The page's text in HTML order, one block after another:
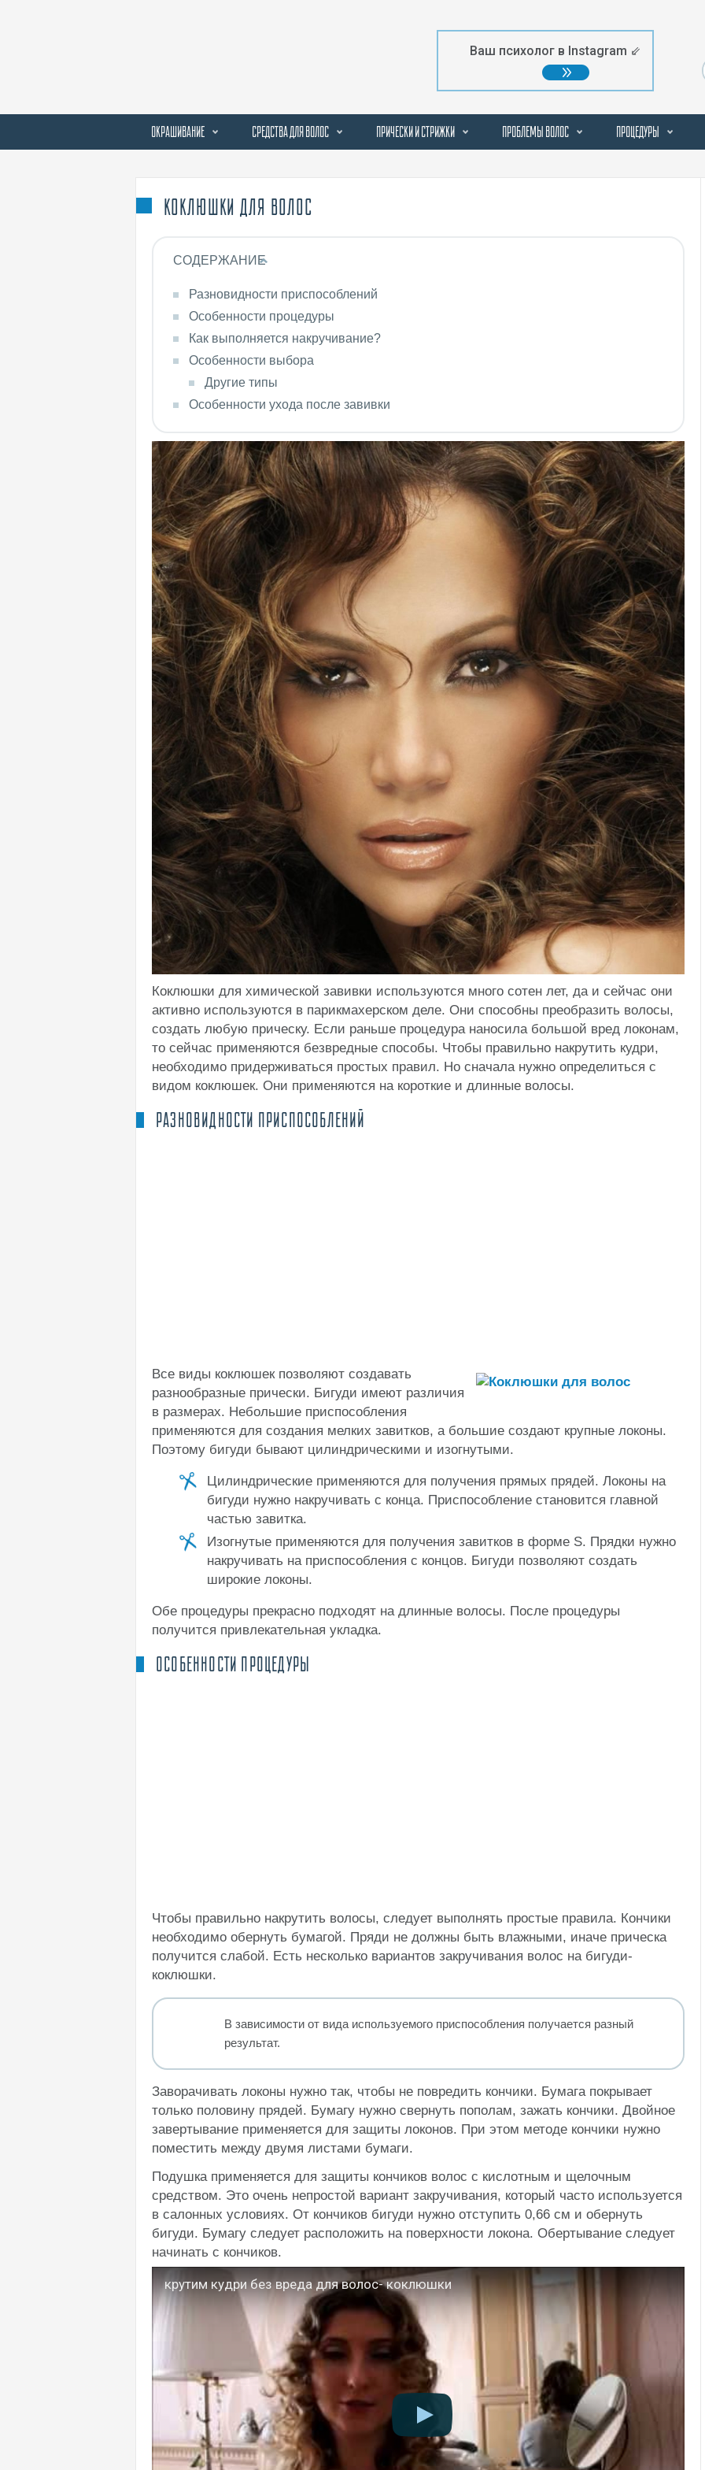
Ваш психолог в Instagram ⇙
ОКРАШИВАНИЕ СРЕДСТВА ДЛЯ ВОЛОС ПРИЧЕСКИ И СТРИЖКИ ПРОБЛЕМЫ ВОЛОС ПРОЦЕДУРЫ
КОКЛЮШКИ ДЛЯ ВОЛОС
СОДЕРЖАНИЕ
Разновидности приспособлений
Особенности процедуры
Как выполняется накручивание?
Особенности выбора
Другие типы
Особенности ухода после завивки
Коклюшки для химической завивки используются много сотен лет, да и сейчас они
активно используются в парикмахерском деле. Они способны преобразить волосы,
создать любую прическу. Если раньше процедура наносила большой вред локонам,
то сейчас применяются безвредные способы. Чтобы правильно накрутить кудри,
необходимо придерживаться простых правил. Но сначала нужно определиться с
видом коклюшек. Они применяются на короткие и длинные волосы.
РАЗНОВИДНОСТИ ПРИСПОСОБЛЕНИЙ
Все виды коклюшек позволяют создавать
разнообразные прически. Бигуди имеют различия
в размерах. Небольшие приспособления
применяются для создания мелких завитков, а большие создают крупные локоны.
Поэтому бигуди бывают цилиндрическими и изогнутыми.
Цилиндрические применяются для получения прямых прядей. Локоны на
бигуди нужно накручивать с конца. Приспособление становится главной
частью завитка.
Изогнутые применяются для получения завитков в форме S. Прядки нужно
накручивать на приспособления с концов. Бигуди позволяют создать
широкие локоны.
Обе процедуры прекрасно подходят на длинные волосы. После процедуры
получится привлекательная укладка.
ОСОБЕННОСТИ ПРОЦЕДУРЫ
Чтобы правильно накрутить волосы, следует выполнять простые правила. Кончики
необходимо обернуть бумагой. Пряди не должны быть влажными, иначе прическа
получится слабой. Есть несколько вариантов закручивания волос на бигуди-
коклюшки.
В зависимости от вида используемого приспособления получается разный
результат.
Заворачивать локоны нужно так, чтобы не повредить кончики. Бумага покрывает
только половину прядей. Бумагу нужно свернуть пополам, зажать кончики. Двойное
завертывание применяется для защиты локонов. При этом методе кончики нужно
поместить между двумя листами бумаги.
Подушка применяется для защиты кончиков волос с кислотным и щелочным
средством. Это очень непростой вариант закручивания, который часто используется
в салонных условиях. От кончиков бигуди нужно отступить 0,66 см и обернуть
бигуди. Бумагу следует расположить на поверхности локона. Обертывание следует
начинать с кончиков.
крутим кудри без вреда для волос- коклюшки